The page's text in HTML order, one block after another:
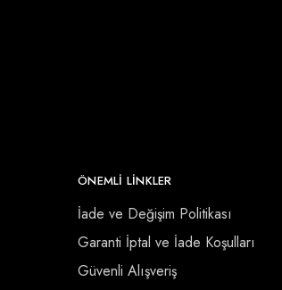
ÖNEMLI LINKLER
İade ve Değişim Politikası
Garanti İptal ve İade Koşulları
Güvenli Alışveriş